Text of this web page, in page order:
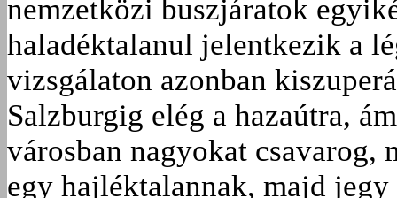
nemzetközi buszjáratok
haladéktalanul jelentkezik a
vizsgálaton azonban
Salzburgig elég a hazaútra,
városban nagyokat csavarog,
egy hajléktalannak, majd